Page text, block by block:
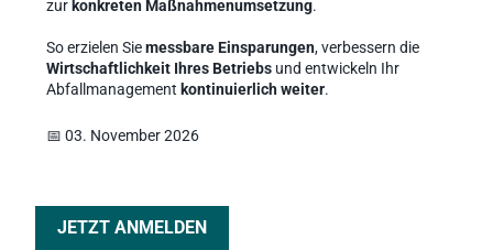
zur konkreten Maßnahmenumsetzung.
So erzielen Sie messbare Einsparungen
Wirtschaftlichkeit Ihres Betriebs und entwickeln Ihr
Abfallmanagement kontinuierlich weiter.
📅 03. November 2026
JETZT ANMELDEN